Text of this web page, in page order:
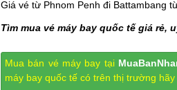
Giá vé từ Phnom Penh đi Battambang
Tìm mua vé máy bay quốc tế giá rẻ,
Mua bán vé máy bay tại
máy bay quốc tế có trên thị trường hãy